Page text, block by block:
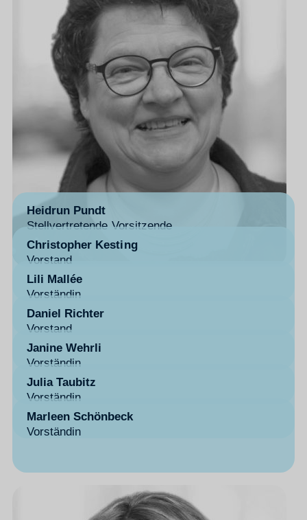
Heidrun Pundt
Stellvertretende Vorsitzende
Christopher Kesting
Vorstand
Lili Mallée
Vorständin
Daniel Richter
Vorstand
Janine Wehrli
Vorständin
Julia Taubitz
Vorständin
Marleen Schönbeck
Vorständin